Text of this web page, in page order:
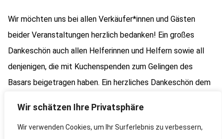
Wir schätzen Ihre Privatsphäre
Wir verwenden Cookies, um Ihr Surferlebnis zu verbessern,
Wir möchten uns bei allen Verkäufer*innen und Gästen
beider Veranstaltungen herzlich bedanken! Ein großes
Dankeschön auch allen Helferinnen und Helfern sowie all
denjenigen, die mit Kuchenspenden zum Gelingen des
Basars beigetragen haben. Ein herzliches Dankeschön dem
Sportverein Kork für die tatkräftige Unterstützung beim
Abbau!